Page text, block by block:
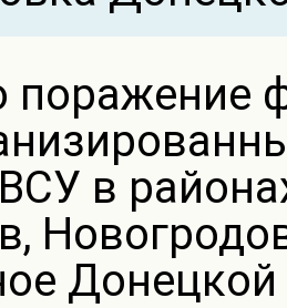
поражение
в